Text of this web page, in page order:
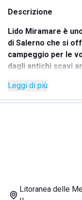
Descrizione
Lido Miramare è
di Salerno che si
campeggio per le
dagli antichi scavi
Lido Miramare,
uno dei mari più
comfort più totale.
Leggi di più
Litoranea delle